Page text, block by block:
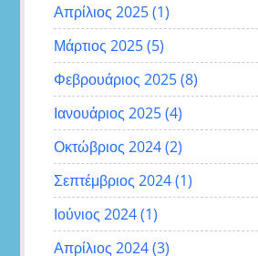
Απρίλιος 2025(1)
Μάρτιος 2025(5)
Φεβρουάριος 2025(8)
Ιανουάριος 2025(4)
Οκτώβριος 2024(2)
Σεπτέμβριος 2024(1)
Ιούνιος 2024(1)
Απρίλιος 2024(3)